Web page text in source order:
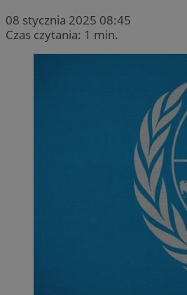
08 stycznia 2025 08:45
Czas czytania: 1 min.